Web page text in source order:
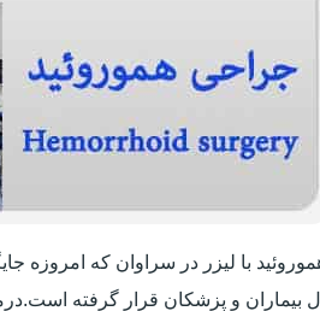
با لیزر در سراوان که
بیماران و پزشکان قرار گرفته